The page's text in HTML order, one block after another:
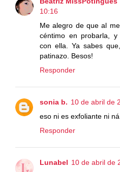
10:16
Me alegro de que al
céntimo en probarla, y
con ella. Ya sabes
patinazo. Besos!
Responder
sonia b. 10 de abril de
eso ni es exfoliante ni ná
Responder
Lunabel 10 de abril de